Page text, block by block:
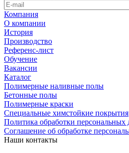
Компания
О компании
История
Производство
Референс-лист
Обучение
Вакансии
Каталог
Полимерные наливные полы
Бетонные полы
Полимерные краски
Специальные химстойкие покрытия
Политика обработки персональных
Cоглашение об обработке
Наши контакты